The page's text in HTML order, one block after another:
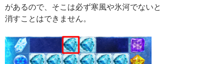
があるので、そこは必ず寒風や氷河でないと
消すことはできません。